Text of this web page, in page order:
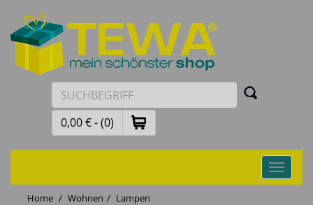
0,00 € - (0)
Toggle
Home
Wohnen
Lampen